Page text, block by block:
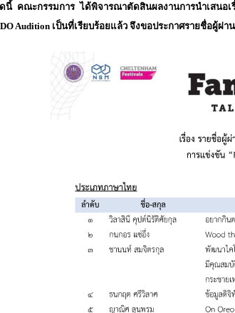
นี้ คณะกรรมการ ได้พิจารณาตัดสินผลงานการนำเสนอเ
Audition เป็นที่เรียบร้อยแล้ว จึงขอประกาศรายชื่อผู้ผ่